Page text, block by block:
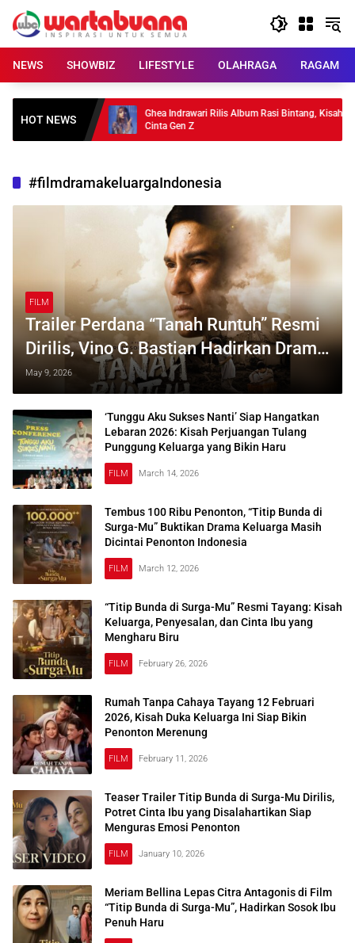
content
NEWS
SHOWBIZ LIFESTYLE OLAHRAGA RAGAM
HOT NEWS
untuk
Ghea Indrawari Rilis Album Rasi Bintang, Kisah
Cinta Gen Z
#filmdramakeluargaIndonesia
FILM
Trailer Perdana “Tanah Runtuh” Resmi
Dirilis, Vino G. Bastian Hadirkan Drama
Keluarga yang Menyayat Hati
May 9, 2026
‘Tunggu Aku Sukses Nanti’ Siap Hangatkan
Lebaran 2026: Kisah Perjuangan Tulang
Punggung Keluarga yang Bikin Haru
FILM March 14, 2026
Tembus 100 Ribu Penonton, “Titip Bunda di
Surga-Mu” Buktikan Drama Keluarga Masih
Dicintai Penonton Indonesia
FILM March 12, 2026
“Titip Bunda di Surga-Mu” Resmi Tayang: Kisah
Keluarga, Penyesalan, dan Cinta Ibu yang
Mengharu Biru
FILM February 26, 2026
Rumah Tanpa Cahaya Tayang 12 Februari
2026, Kisah Duka Keluarga Ini Siap Bikin
Penonton Merenung
FILM February 11, 2026
Teaser Trailer Titip Bunda di Surga-Mu Dirilis,
Potret Cinta Ibu yang Disalahartikan Siap
Menguras Emosi Penonton
FILM January 10, 2026
Meriam Bellina Lepas Citra Antagonis di Film
“Titip Bunda di Surga-Mu”, Hadirkan Sosok Ibu
Penuh Haru